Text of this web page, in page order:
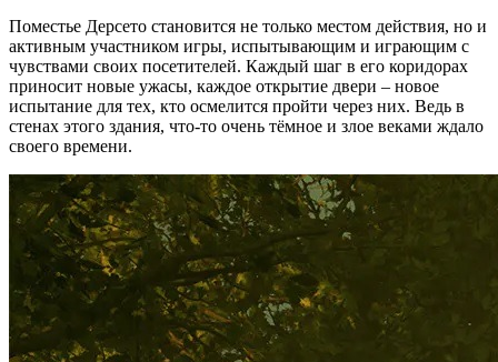
Поместье Дерсето становится не только местом действия, но и
активным участником игры, испытывающим и играющим с
чувствами своих посетителей. Каждый шаг в его коридорах
приносит новые ужасы, каждое открытие двери – новое
испытание для тех, кто осмелится пройти через них. Ведь в
стенах этого здания, что-то очень тёмное и злое веками ждало
своего времени.